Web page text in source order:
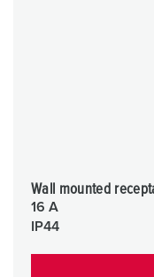
Wall mounted
16 A
IP44